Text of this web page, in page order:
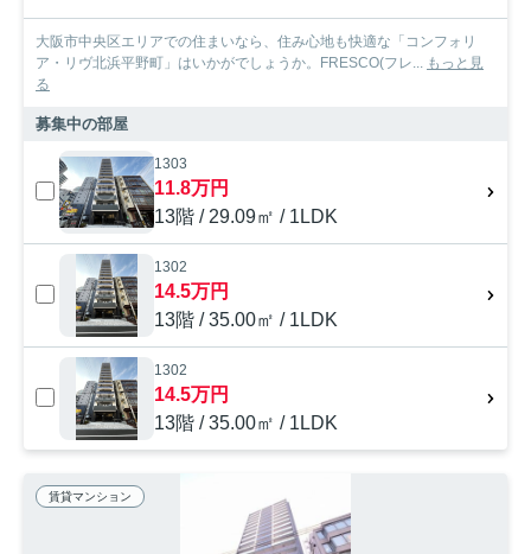
大阪市中央区エリアでの住まいなら、住み心地も快適な「コンフォリ
ア・リヴ北浜平野町」はいかがでしょうか。FRESCO(フレ...
もっと見
る
募集中の部屋
1303
11.8万円
13階 / 29.09㎡ / 1LDK
1302
14.5万円
13階 / 35.00㎡ / 1LDK
1302
14.5万円
13階 / 35.00㎡ / 1LDK
賃貸マンション